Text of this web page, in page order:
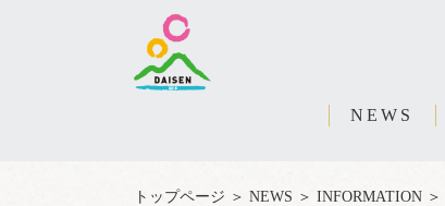
NEWS
トップページ ＞ NEWS ＞ INFORMATION ＞